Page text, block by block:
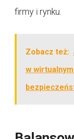
firmy i rynku.
Zobacz też:
w